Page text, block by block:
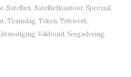
, Satelliet, Satellietkantoor, Speciaal,
, Teamdag, Teken, Telewerk,
, Vakbond, Vergadering,